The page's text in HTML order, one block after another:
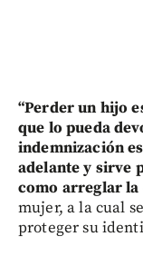
“Perder un hijo
que lo pueda
indemnización
adelante y sirve
como arreglar la
mujer, a la cual
proteger su